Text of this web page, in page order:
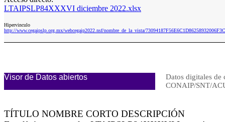
LTAIPSLP84XXXVI diciembre 2022.xlsx
Hipervinculo
http://www.cegaipslp.org.mx/webcegaip2022.nsf/nombre_de_la_vista/
Visor de Datos abiertos
Datos digitales de
CONAIP/SNT/
TÍTULO NOMBRE CORTO DESCRIPCIÓN